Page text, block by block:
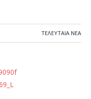
ΤΕΛΕΥΤΑΙΑ ΝΕΑ